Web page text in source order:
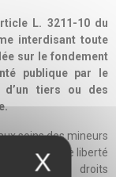
L. 3211-10 du
interdisant toute
sur le fondement
publique par le
d’un tiers ou des
soins des mineurs
privation de liberté
sur les droits
X